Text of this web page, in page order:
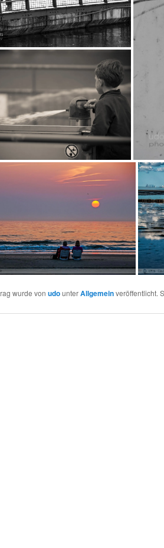
wurde von udounterAllgemeinveröffentlicht.